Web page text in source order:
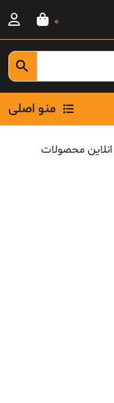
0
منو اصلی
محصولات